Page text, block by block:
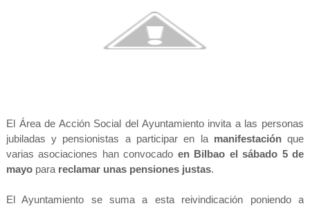
El Área de Acción Social del Ayuntamiento invita a las personas
jubiladas y pensionistas a participar en la manifestaciónque
varias asociaciones han convocado en Bilbao el sábado 5 de
mayopara reclamar unas pensiones justas.
El Ayuntamiento se suma a esta reivindicación poniendo a